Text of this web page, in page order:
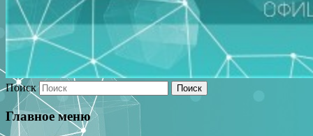
Поиск
Главное меню